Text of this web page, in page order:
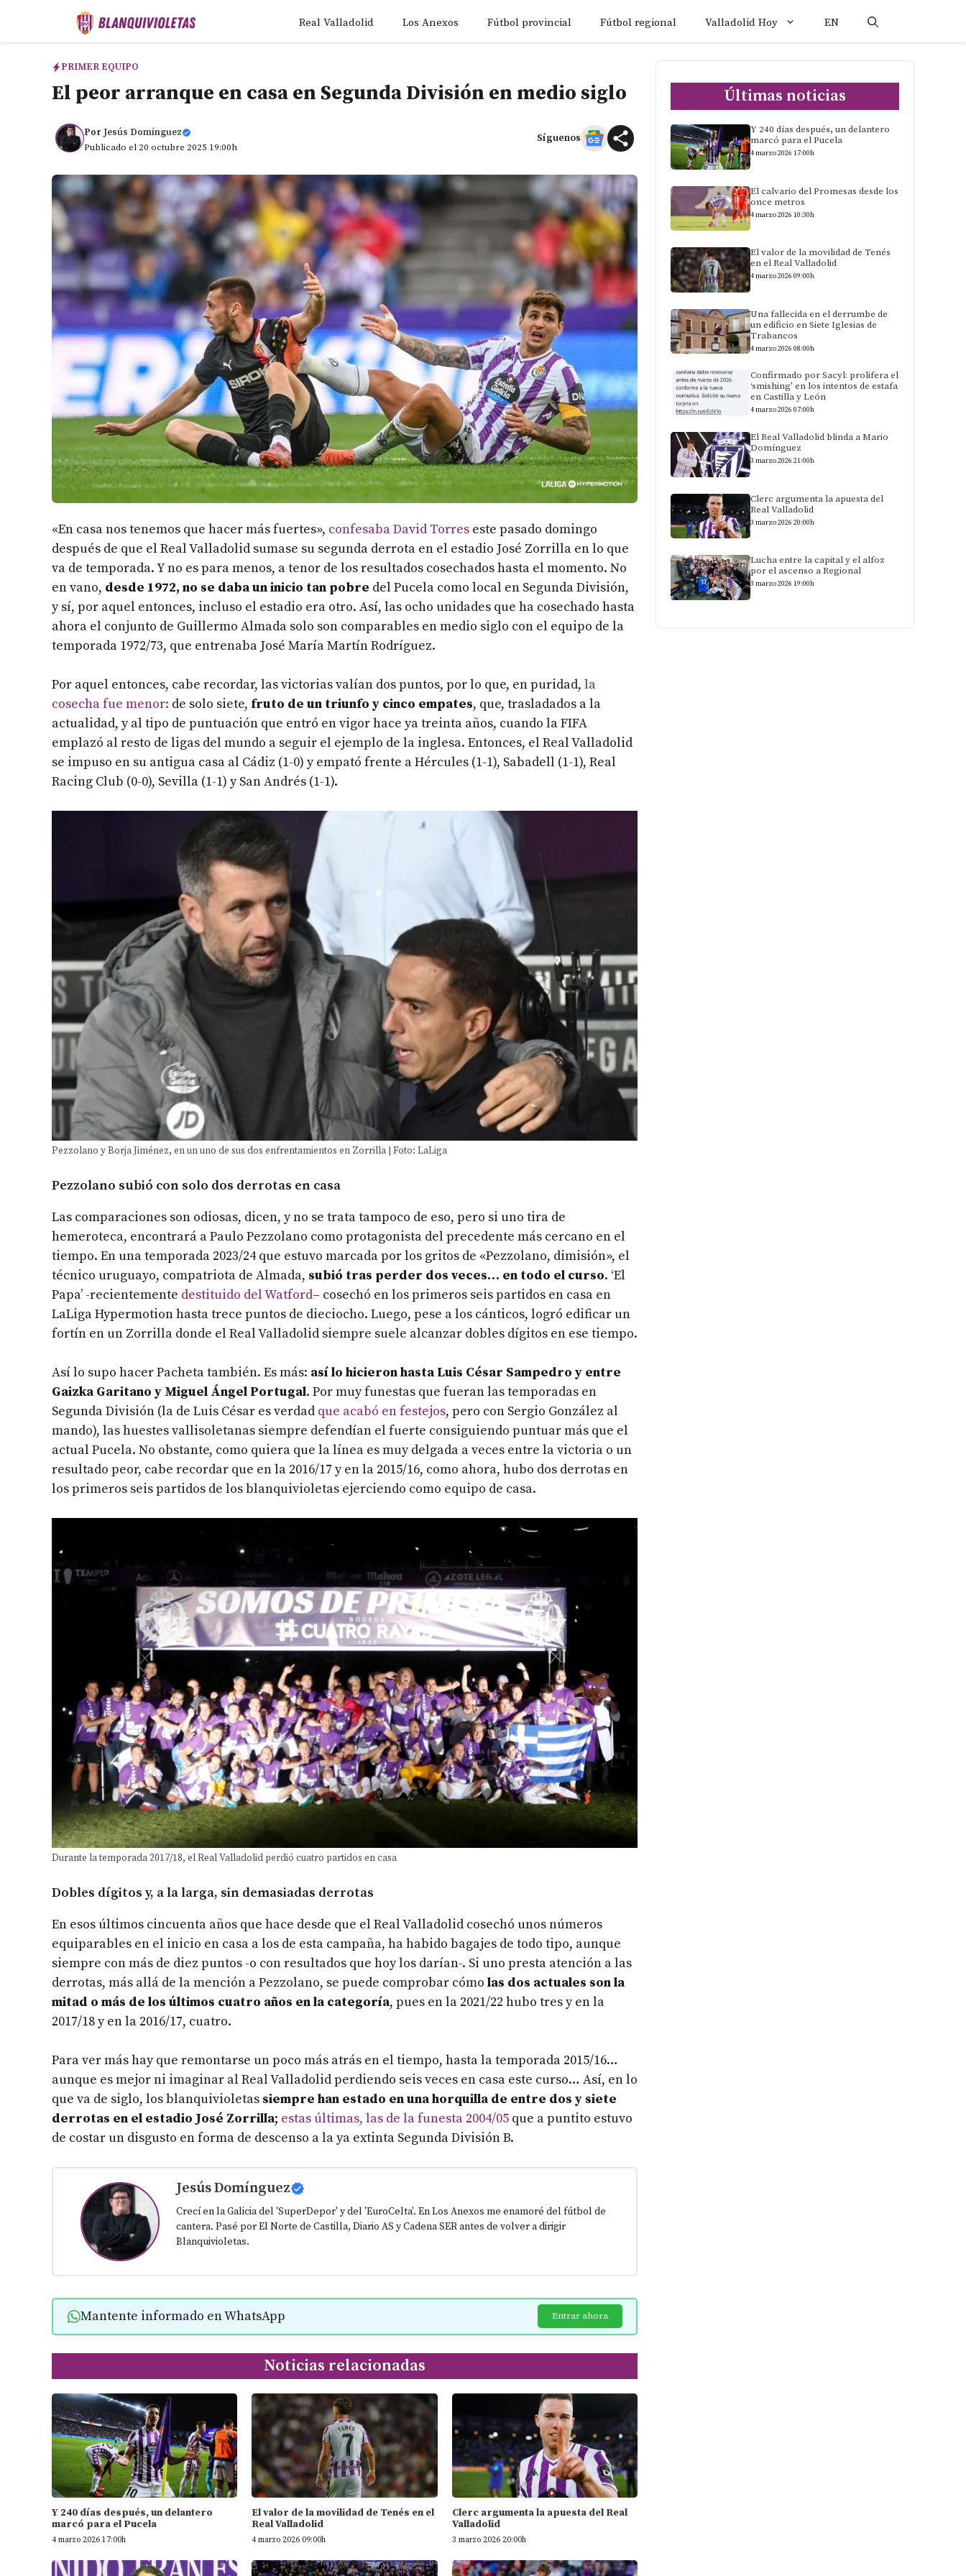
Real Valladolid Los Anexos Fútbol provincial Fútbol regional Valladolid Hoy EN
PRIMER EQUIPO
El peor arranque en casa en Segunda División en medio siglo
Por Jesús Domínguez
Publicado el 20 octubre 2025 19:00h
Síguenos
«En casa nos tenemos que hacer más fuertes», confesaba David Torres este pasado domingo
después de que el Real Valladolid sumase su segunda derrota en el estadio José Zorrilla en lo que
va de temporada. Y no es para menos, a tenor de los resultados cosechados hasta el momento. No
en vano, desde 1972, no se daba un inicio tan pobre del Pucela como local en Segunda División,
y sí, por aquel entonces, incluso el estadio era otro. Así, las ocho unidades que ha cosechado hasta
ahora el conjunto de Guillermo Almada solo son comparables en medio siglo con el equipo de la
temporada 1972/73, que entrenaba José María Martín Rodríguez.
Por aquel entonces, cabe recordar, las victorias valían dos puntos, por lo que, en puridad, la
cosecha fue menor: de solo siete, fruto de un triunfo y cinco empates, que, trasladados a la
actualidad, y al tipo de puntuación que entró en vigor hace ya treinta años, cuando la FIFA
emplazó al resto de ligas del mundo a seguir el ejemplo de la inglesa. Entonces, el Real Valladolid
se impuso en su antigua casa al Cádiz (1-0) y empató frente a Hércules (1-1), Sabadell (1-1), Real
Racing Club (0-0), Sevilla (1-1) y San Andrés (1-1).
Pezzolano y Borja Jiménez, en un uno de sus dos enfrentamientos en Zorrilla | Foto: LaLiga
Pezzolano subió con solo dos derrotas en casa
Las comparaciones son odiosas, dicen, y no se trata tampoco de eso, pero si uno tira de
hemeroteca, encontrará a Paulo Pezzolano como protagonista del precedente más cercano en el
tiempo. En una temporada 2023/24 que estuvo marcada por los gritos de «Pezzolano, dimisión», el
técnico uruguayo, compatriota de Almada, subió tras perder dos veces… en todo el curso. ‘El
Papa’ -recientemente destituido del Watford– cosechó en los primeros seis partidos en casa en
LaLiga Hypermotion hasta trece puntos de dieciocho. Luego, pese a los cánticos, logró edificar un
fortín en un Zorrilla donde el Real Valladolid siempre suele alcanzar dobles dígitos en ese tiempo.
Así lo supo hacer Pacheta también. Es más: así lo hicieron hasta Luis César Sampedro y entre
Gaizka Garitano y Miguel Ángel Portugal. Por muy funestas que fueran las temporadas en
Segunda División (la de Luis César es verdad que acabó en festejos, pero con Sergio González al
mando), las huestes vallisoletanas siempre defendían el fuerte consiguiendo puntuar más que el
actual Pucela. No obstante, como quiera que la línea es muy delgada a veces entre la victoria o un
resultado peor, cabe recordar que en la 2016/17 y en la 2015/16, como ahora, hubo dos derrotas en
los primeros seis partidos de los blanquivioletas ejerciendo como equipo de casa.
Durante la temporada 2017/18, el Real Valladolid perdió cuatro partidos en casa
Dobles dígitos y, a la larga, sin demasiadas derrotas
En esos últimos cincuenta años que hace desde que el Real Valladolid cosechó unos números
equiparables en el inicio en casa a los de esta campaña, ha habido bagajes de todo tipo, aunque
siempre con más de diez puntos -o con resultados que hoy los darían-. Si uno presta atención a las
derrotas, más allá de la mención a Pezzolano, se puede comprobar cómo las dos actuales son la
mitad o más de los últimos cuatro años en la categoría, pues en la 2021/22 hubo tres y en la
2017/18 y en la 2016/17, cuatro.
Para ver más hay que remontarse un poco más atrás en el tiempo, hasta la temporada 2015/16…
aunque es mejor ni imaginar al Real Valladolid perdiendo seis veces en casa este curso… Así, en lo
que va de siglo, los blanquivioletas siempre han estado en una horquilla de entre dos y siete
derrotas en el estadio José Zorrilla; estas últimas, las de la funesta 2004/05 que a puntito estuvo
de costar un disgusto en forma de descenso a la ya extinta Segunda División B.
Jesús Domínguez
Crecí en la Galicia del 'SuperDepor' y del 'EuroCelta'. En Los Anexos me enamoré del fútbol de
cantera. Pasé por El Norte de Castilla, Diario AS y Cadena SER antes de volver a dirigir
Blanquivioletas.
Mantente informado en WhatsApp Entrar ahora
Noticias relacionadas
Y 240 días después, un delantero
marcó para el Pucela
4 marzo 2026 17:00h
El valor de la movilidad de Tenés en el
Real Valladolid
4 marzo 2026 09:00h
Clerc argumenta la apuesta del Real
Valladolid
3 marzo 2026 20:00h
Últimas noticias
Y 240 días después, un delantero
marcó para el Pucela
4 marzo 2026 17:00h
El calvario del Promesas desde los
once metros
4 marzo 2026 10:30h
El valor de la movilidad de Tenés
en el Real Valladolid
4 marzo 2026 09:00h
Una fallecida en el derrumbe de
un edificio en Siete Iglesias de
Trabancos
4 marzo 2026 08:00h
Confirmado por Sacyl: prolifera el
‘smishing’ en los intentos de estafa
en Castilla y León
4 marzo 2026 07:00h
El Real Valladolid blinda a Mario
Domínguez
3 marzo 2026 21:00h
Clerc argumenta la apuesta del
Real Valladolid
3 marzo 2026 20:00h
Lucha entre la capital y el alfoz
por el ascenso a Regional
3 marzo 2026 19:00h